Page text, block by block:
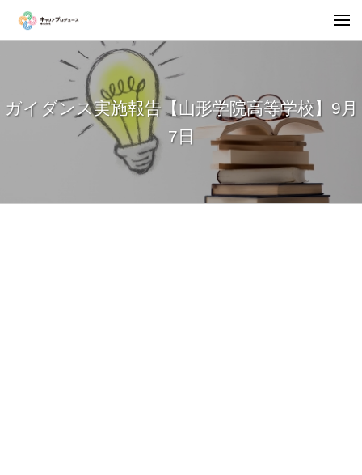
ガイダンス実施報告【山形学院高等学校】9月
7日